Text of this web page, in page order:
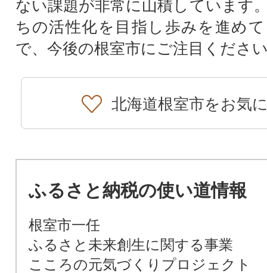
ない課題が非常に山積しています
ちの活性化を目指し歩みを進め
で、今後の根室市にご注目くださ
北海道根室市をお気
ふるさと納税の使い道情報
根室市一任
ふるさと未来創生に関する事業
こころの元気づくりプロジェクト